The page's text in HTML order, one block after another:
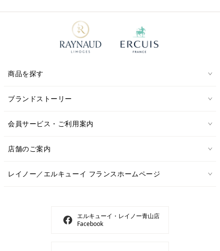
商品を探す
ブランドストーリー
会員サービス・ご利用案内
店舗のご案内
レイノー／エルキューイ フランスホームページ
エルキューイ・レイノー青山店
Facebook